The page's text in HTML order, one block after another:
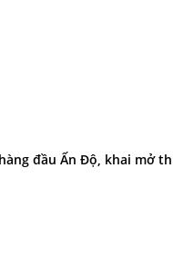
đầu Ấn Độ, khai mở